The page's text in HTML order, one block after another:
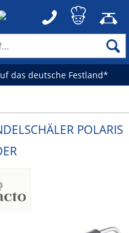
das deutsche Festland*
POLARIS